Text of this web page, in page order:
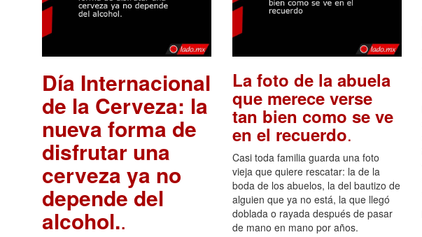
Día Internacional
de la Cerveza: la
nueva forma de
disfrutar una
cerveza ya no
depende del
alcohol..
La foto de la abuela
que merece verse
tan bien como se ve
en el recuerdo.
Casi toda familia guarda una foto
vieja que quiere rescatar: la de la
boda de los abuelos, la del bautizo de
alguien que ya no está, la que llegó
doblada o rayada después de pasar
de mano en mano por años.